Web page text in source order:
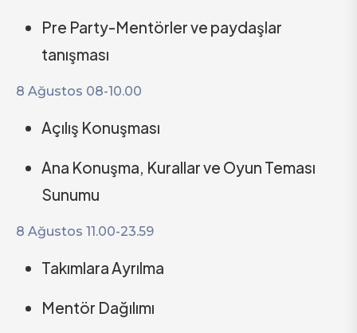
Pre Party-Mentörler ve paydaşlar
tanışması
8 Ağustos 08-10.00
Açılış Konuşması
Ana Konuşma, Kurallar ve Oyun Teması
Sunumu
8 Ağustos 11.00-23.59
Takımlara Ayrılma
Mentör Dağılımı